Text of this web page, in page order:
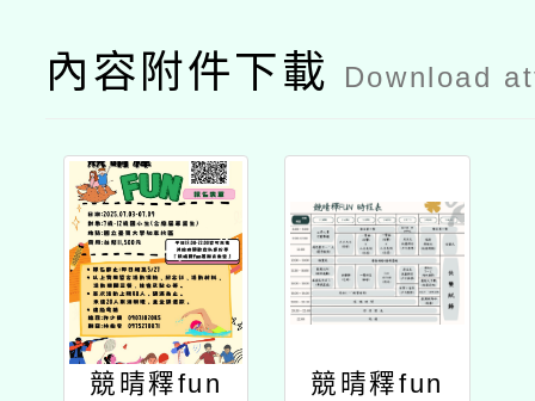
內容附件下載 Download
競晴釋fun
競晴釋fun